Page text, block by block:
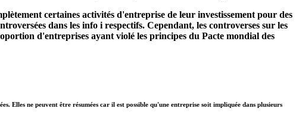
certaines activités d'entreprise de leur investissement pour des
dans les info i respectifs. Cependant, les controverses sur les
d'entreprises ayant violé les principes du Pacte mondial des
Elles ne peuvent être résumées car il est possible qu'une entreprise soit impliquée dans plusieurs